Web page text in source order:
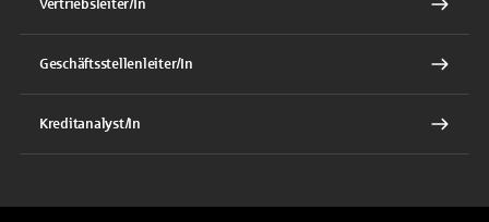
Vertriebsleiter/In
Geschäftsstellenleiter/In
Kreditanalyst/In